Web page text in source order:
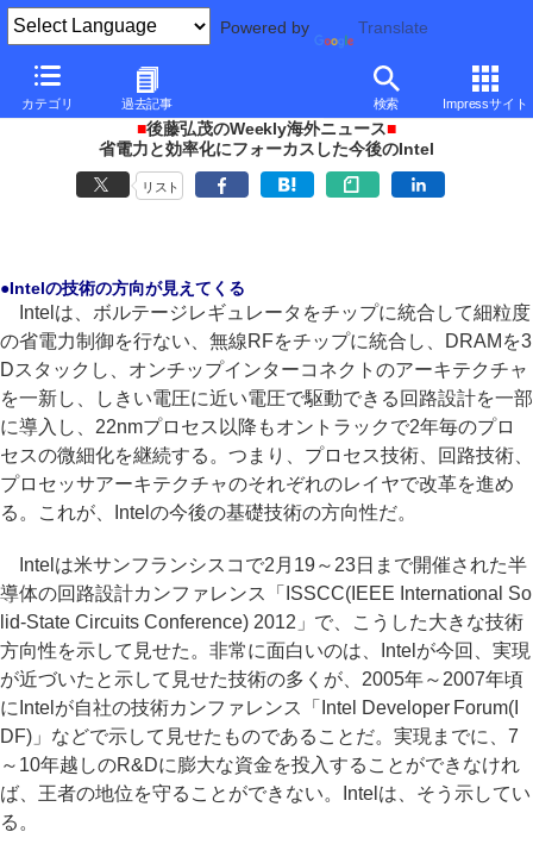
Powered by Translate
カテゴリ 過去記事 検索 Impressサイト
PC Watch イベント
■後藤弘茂のWeekly海外ニュース■
省電力と効率化にフォーカスした今後のIntel
リスト
●Intelの技術の方向が見えてくる
Intelは、ボルテージレギュレータをチップに統合して細粒度
の省電力制御を行ない、無線RFをチップに統合し、DRAMを3
Dスタックし、オンチップインターコネクトのアーキテクチャ
を一新し、しきい電圧に近い電圧で駆動できる回路設計を一部
に導入し、22nmプロセス以降もオントラックで2年毎のプロ
セスの微細化を継続する。つまり、プロセス技術、回路技術、
プロセッサアーキテクチャのそれぞれのレイヤで改革を進め
る。これが、Intelの今後の基礎技術の方向性だ。
Intelは米サンフランシスコで2月19～23日まで開催された半
導体の回路設計カンファレンス「ISSCC(IEEE International So
lid-State Circuits Conference) 2012」で、こうした大きな技術
方向性を示して見せた。非常に面白いのは、Intelが今回、実現
が近づいたと示して見せた技術の多くが、2005年～2007年頃
にIntelが自社の技術カンファレンス「Intel Developer Forum(I
DF)」などで示して見せたものであることだ。実現までに、7
～10年越しのR&Dに膨大な資金を投入することができなけれ
ば、王者の地位を守ることができない。Intelは、そう示してい
る。